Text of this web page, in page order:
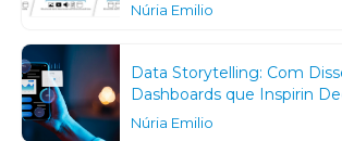
Núria Emilio
Data Storytelling: Com
Dashboards que Inspirin
Núria Emilio